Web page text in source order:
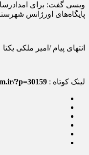
ویسی گفت: برای
پایگاه‌های اورژانس
انتهای پیام /امیر ملکی یکتا
لینک کوتاه : ?p=30159